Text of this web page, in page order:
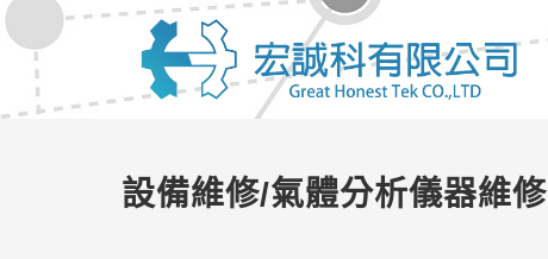
設備維修/氣體分析儀器維修